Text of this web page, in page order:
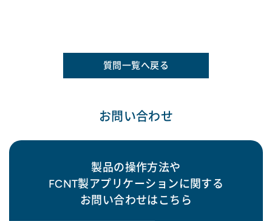
質問一覧へ戻る
お問い合わせ
製品の操作方法や
FCNT製アプリケーションに関する
お問い合わせはこちら